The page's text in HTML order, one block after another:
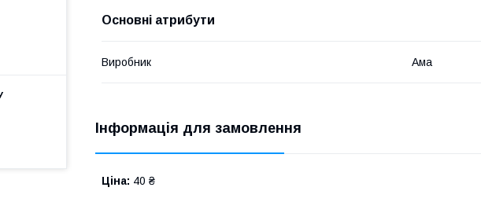
Основні атрибути
Виробник Ама
Інформація для замовлення
Ціна: 40 ₴